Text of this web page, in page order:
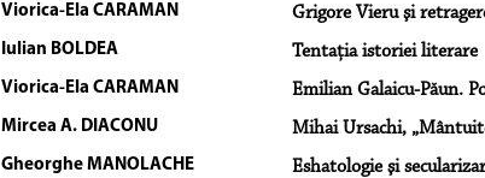
Viorica-Ela CARAMAN Grigore Vieru şi
Iulian BOLDEA Tentaţia istoriei literare
Viorica-Ela CARAMAN Emilian Galaicu-Păun.
Mircea A. DIACONU Mihai Ursachi,
Gheorghe MANOLACHE Eshatologie şi